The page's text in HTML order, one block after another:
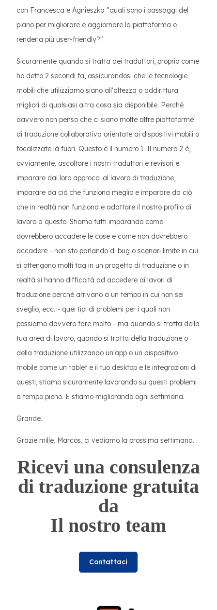
con Francesca e Agnieszka "quali sono i passaggi del
piano per migliorare e aggiornare la piattaforma e
renderla più user-friendly?"
Sicuramente quando si tratta dei traduttori, proprio come
ho detto 2 secondi fa, assicurandosi che le tecnologie
mobili che utilizziamo siano all'altezza o addirittura
migliori di qualsiasi altra cosa sia disponibile. Perché
davvero non penso che ci siano molte altre piattaforme
di traduzione collaborativa orientate ai dispositivi mobili o
focalizzate là fuori. Questo è il numero 1. Il numero 2 è,
ovviamente, ascoltare i nostri traduttori e revisori e
imparare dai loro approcci al lavoro di traduzione,
imparare da ciò che funziona meglio e imparare da ciò
che in realtà non funziona e adattare il nostro profilo di
lavoro a questo. Stiamo tutti imparando come
dovrebbero accadere le cose e come non dovrebbero
accadere - non sto parlando di bug o scenari limite in cui
si ottengono molti tag in un progetto di traduzione o in
realtà si hanno difficoltà ad accedere ai lavori di
traduzione perché arrivano a un tempo in cui non sei
sveglio, ecc. - quei tipi di problemi per i quali non
possiamo davvero fare molto - ma quando si tratta della
tua area di lavoro, quando si tratta della traduzione o
della traduzione utilizzando un'app o un dispositivo
mobile come un tablet e il tuo desktop e le integrazioni di
questi, stiamo sicuramente lavorando su questi problemi
a tempo pieno. E stiamo migliorando ogni settimana.
Grande.
Grazie mille, Marcos, ci vediamo la prossima settimana.
Ricevi una consulenza
di traduzione gratuita
da
Il nostro team
Contattaci